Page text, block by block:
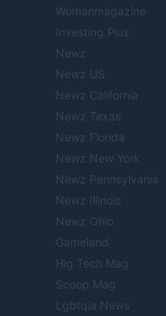
Womanmagazine
Investing Plus
Newz
Newz US
Newz California
Newz Texas
Newz Florida
Newz New York
Newz Pennsylvania
Newz Illinois
Newz Ohio
Gameland
Hig Tech Mag
Scoop Mag
Lgbtqia News